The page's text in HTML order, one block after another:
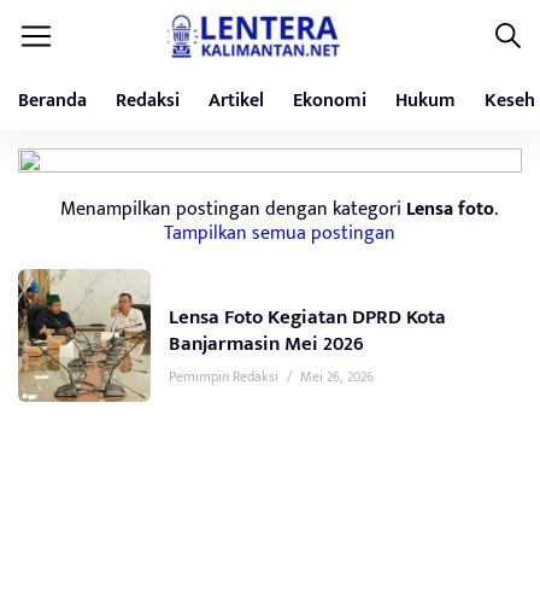
Beranda Redaksi Artikel Ekonomi Hukum
Menampilkan postingan dengan kategori Lensa foto.
Tampilkan semua postingan
Lensa Foto Kegiatan DPRD Kota
Banjarmasin Mei 2026
Pemimpin Redaksi / Mei 26, 2026